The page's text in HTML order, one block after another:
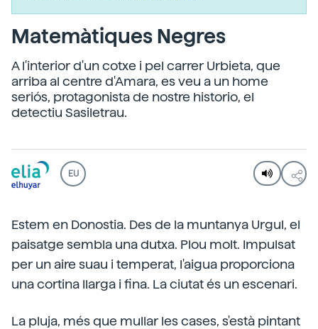
Matemàtiques Negres
A l'interior d'un cotxe i pel carrer Urbieta, que
arriba al centre d'Amara, es veu a un home
seriós, protagonista de nostre historio, el
detectiu Sasiletrau.
EU
Estem en Donostia. Des de la muntanya Urgul, el
paisatge sembla una dutxa. Plou molt. Impulsat
per un aire suau i temperat, l'aigua proporciona
una cortina llarga i fina. La ciutat és un escenari.
La pluja, més que mullar les cases, s'està pintant